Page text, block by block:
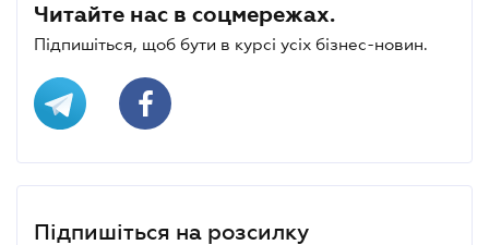
Читайте нас в соцмережах.
Підпишіться, щоб бути в курсі усіх бізнес-новин.
Підпишіться на розсилку